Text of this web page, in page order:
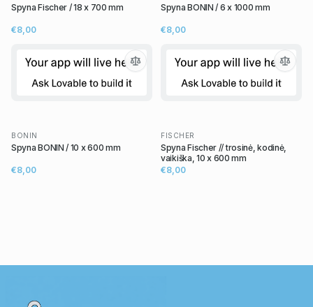
Spyna Fischer / 18 x 700 mm
€8,00
Spyna BONIN / 6 x 1000 mm
€8,00
BONIN
Spyna BONIN / 10 x 600 mm
€8,00
FISCHER
Spyna Fischer // trosinė, kodinė,
vaikiška, 10 x 600 mm
€8,00